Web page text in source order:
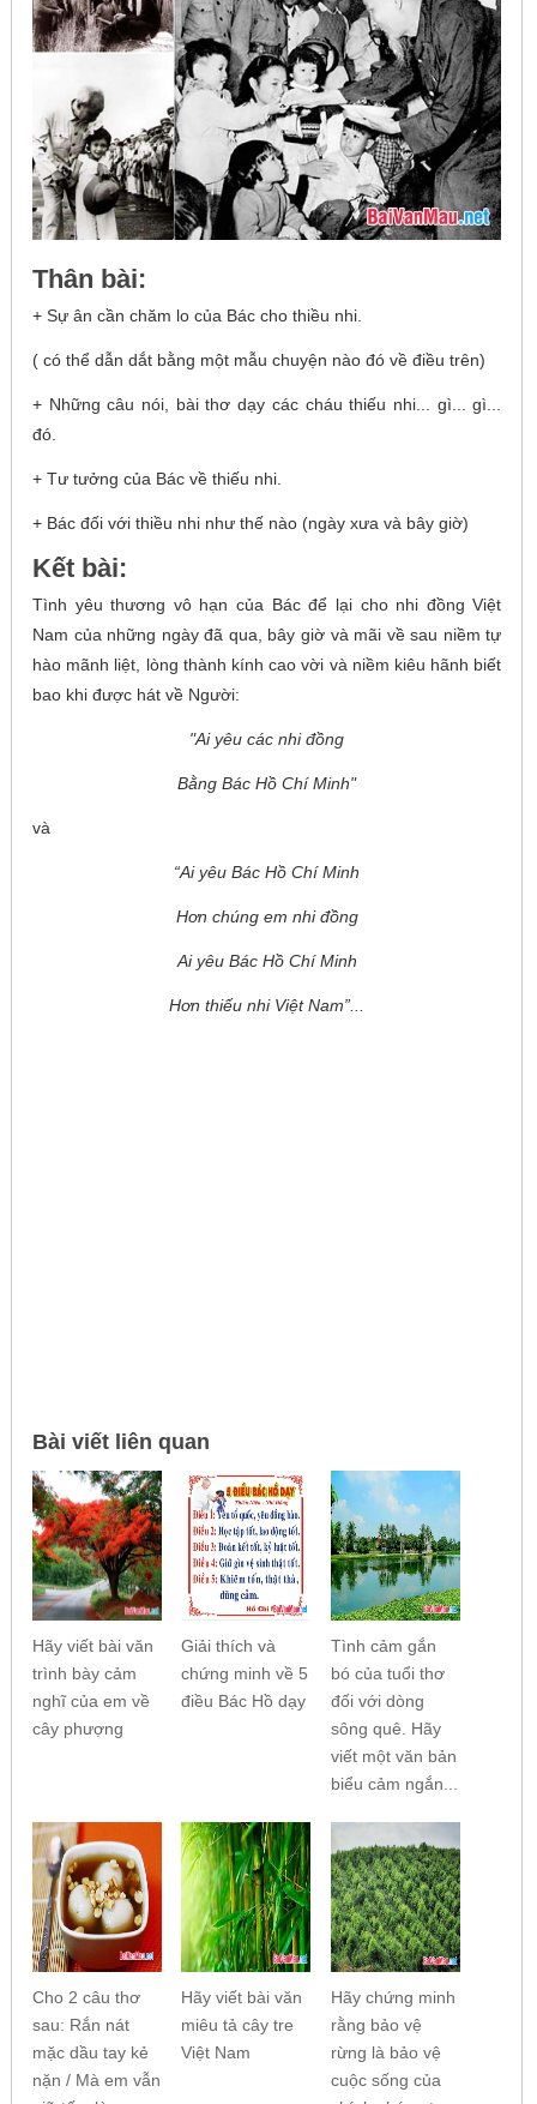
Thân bài:
+ Sự ân cần chăm lo của Bác cho thiều nhi.
( có thể dẫn dắt bằng một mẫu chuyện nào đó về điều trên)
+ Những câu nói, bài thơ dạy các cháu thiếu nhi... gì... gì...
đó.
+ Tư tưởng của Bác về thiếu nhi.
+ Bác đối với thiều nhi như thế nào (ngày xưa và bây giờ)
Kết bài:
Tình yêu thương vô hạn của Bác để lại cho nhi đồng Việt
Nam của những ngày đã qua, bây giờ và mãi về sau niềm tự
hào mãnh liệt, lòng thành kính cao vời và niềm kiêu hãnh biết
bao khi được hát về Người:
"Ai yêu các nhi đồng
Bằng Bác Hồ Chí Minh"
và
“Ai yêu Bác Hồ Chí Minh
Hơn chúng em nhi đồng
Ai yêu Bác Hồ Chí Minh
Hơn thiếu nhi Việt Nam”...
Bài viết liên quan
Hãy viết bài văn
trình bày cảm
nghĩ của em về
cây phượng
Giải thích và
chứng minh về 5
điều Bác Hồ dạy
Tình cảm gắn
bó của tuổi thơ
đối với dòng
sông quê. Hãy
viết một văn bản
biểu cảm ngắn...
Cho 2 câu thơ
sau: Rắn nát
mặc dầu tay kẻ
nặn / Mà em vẫn
Hãy viết bài văn
miêu tả cây tre
Việt Nam
Hãy chứng minh
rằng bảo vệ
rừng là bảo vệ
cuộc sống của